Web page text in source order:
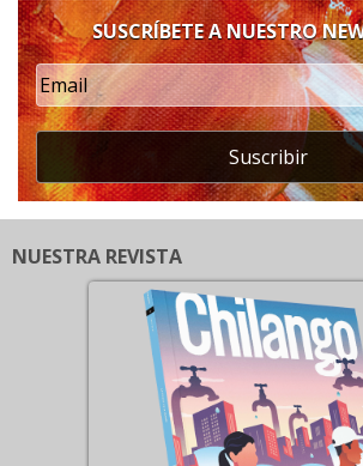
SUSCRÍBETE A NUESTRO
Suscribir
NUESTRA REVISTA